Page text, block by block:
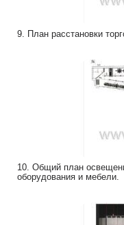
9. План расстановки
10. Общий план
оборудования и мебели.